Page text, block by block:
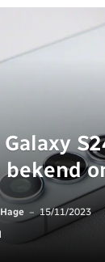
bekend
15/11/2023